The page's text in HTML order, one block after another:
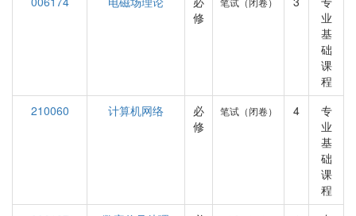
修
业
基
础
课
程
210060
计算机网络
必
修
笔试（闭卷） 4
专
业
基
础
课
程